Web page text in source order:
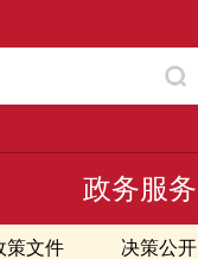
策文件 决策公开
政务服务